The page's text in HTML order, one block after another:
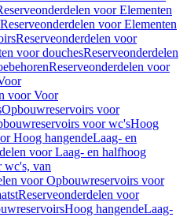
voor Elementen
Reserveonderdelen voor Elementen
Reserveonderdelen voor
voor douchesReserveonderdelen
Reserveonderdelen voor
voor Voor
Opbouwreservoirs voor
voor wc'sHoog
Hoog hangendeLaag- en
voor Laag- en halfhoog
wc's, van
voor Opbouwreservoirs voor
Reserveonderdelen voor
Hoog hangendeLaag-